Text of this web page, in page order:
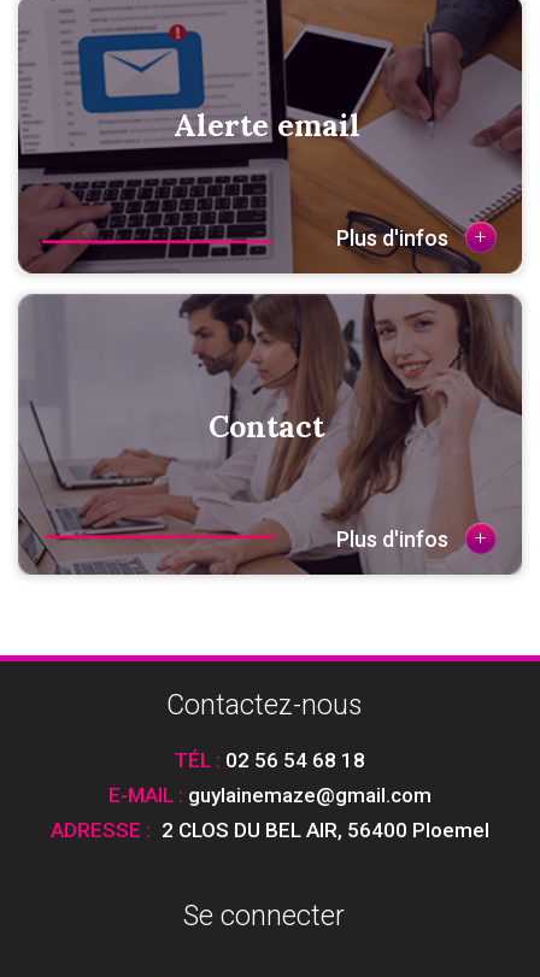
Alerte email
Plus d'infos +
Contact
Plus d'infos +
Contactez-nous
TÉL : 02 56 54 68 18
E-MAIL : guylainemaze@gmail.com
ADRESSE : 2 CLOS DU BEL AIR, 56400 Ploemel
Se connecter